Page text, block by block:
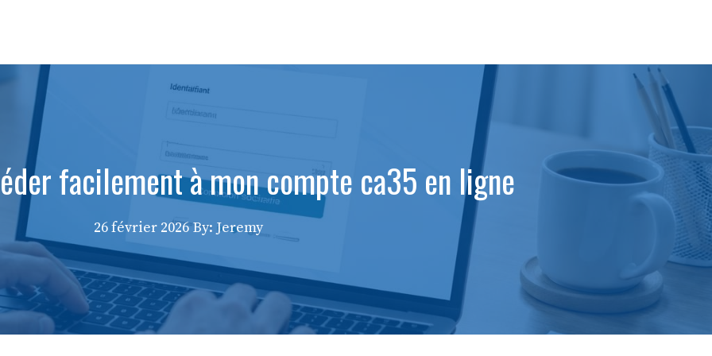
facilement à mon compte ca35 en ligne
26 février 2026 By: Jeremy